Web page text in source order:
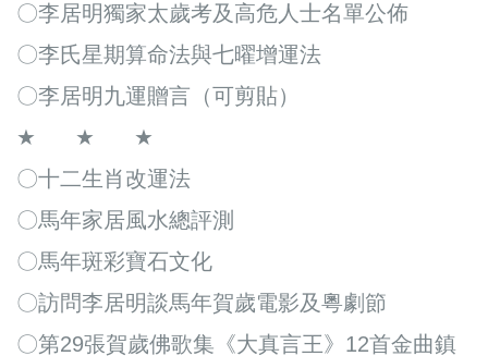
〇李居明獨家太歲考及高危人士名單公佈
〇李氏星期算命法與七曜增運法
〇李居明九運贈言（可剪貼）
★ ★ ★
〇十二生肖改運法
〇馬年家居風水總評測
〇馬年斑彩寶石文化
〇訪問李居明談馬年賀歲電影及粵劇節
〇第29張賀歲佛歌集《大真言王》12首金曲鎮